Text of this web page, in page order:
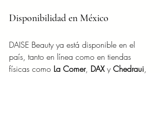
Disponibilidad en México
DAISE Beauty ya está disponible en el
país, tanto en línea como en tiendas
físicas como La Comer, DAX y Chedraui,